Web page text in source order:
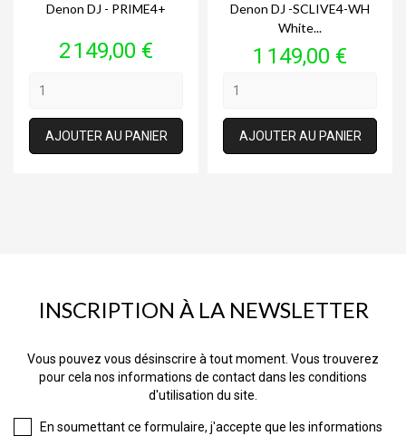
Denon DJ - PRIME4+
Prix
2 149,00 €
AJOUTER AU PANIER
Denon DJ -SCLIVE4-WH
White...
Prix
1 149,00 €
AJOUTER AU PANIER
INSCRIPTION À LA NEWSLETTER
Vous pouvez vous désinscrire à tout moment. Vous trouverez
pour cela nos informations de contact dans les conditions
d'utilisation du site.
En soumettant ce formulaire, j'accepte que les informations